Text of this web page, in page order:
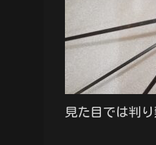
見た目では判り